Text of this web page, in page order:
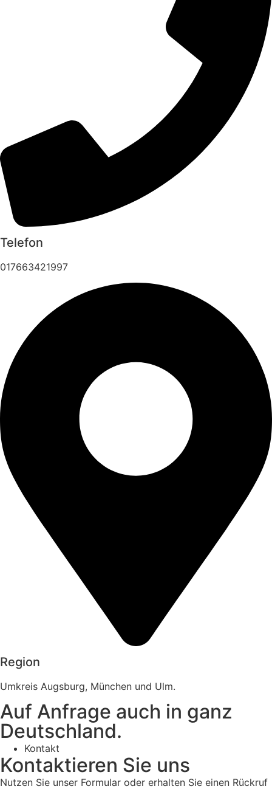
Telefon
017663421997
Region
Umkreis Augsburg, München und Ulm.
Auf Anfrage auch in ganz
Deutschland.
Kontakt
Kontaktieren Sie uns
Nutzen Sie unser Formular oder erhalten Sie einen Rückruf